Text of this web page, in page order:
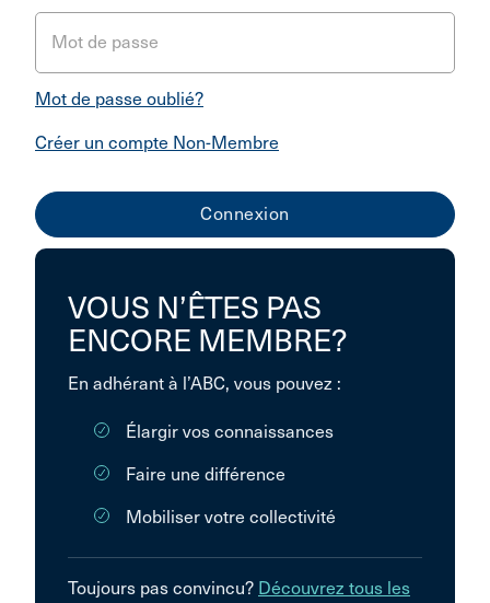
Mot de passe
Mot de passe oublié?
Créer un compte Non-Membre
VOUS N’ÊTES PAS
ENCORE MEMBRE?
En adhérant à l’ABC, vous pouvez :
Élargir vos connaissances
Faire une différence
Mobiliser votre collectivité
Toujours pas convincu? Découvrez tous les